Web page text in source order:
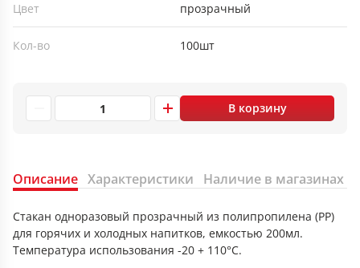
Цвет прозрачный
Кол-во 100шт
В корзину
Описание Характеристики Наличие в магазинах
Стакан одноразовый прозрачный из полипропилена (PP)
для горячих и холодных напитков, емкостью 200мл.
Температура использования -20 + 110°С.